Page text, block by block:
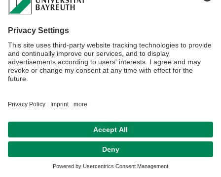
Link zur Umfrage
Datenschutz / Disclaimer Impressum Hausordnung
Sitemap